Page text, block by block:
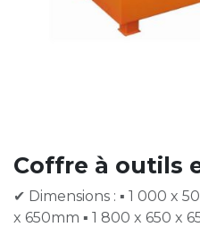
Coffre à outils
✔ Dimensions : ▪ 1 000 x
x 650mm ▪ 1 800 x 650 x